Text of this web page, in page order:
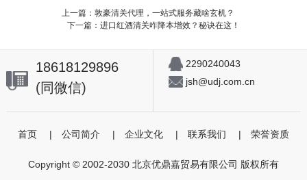
上一篇：敦豪清关代理，一站式服务藏啥玄机？
下一篇：进口红酒清关咋降本增效？秘诀在这！
18618129896
(同微信)
2290240043
jsh@udj.com.cn
首页 | 公司简介 | 企业文化 | 联系我们 | 荣誉资质
Copyright © 2002-2030 北京优鼎嘉贸易有限公司 版权所有